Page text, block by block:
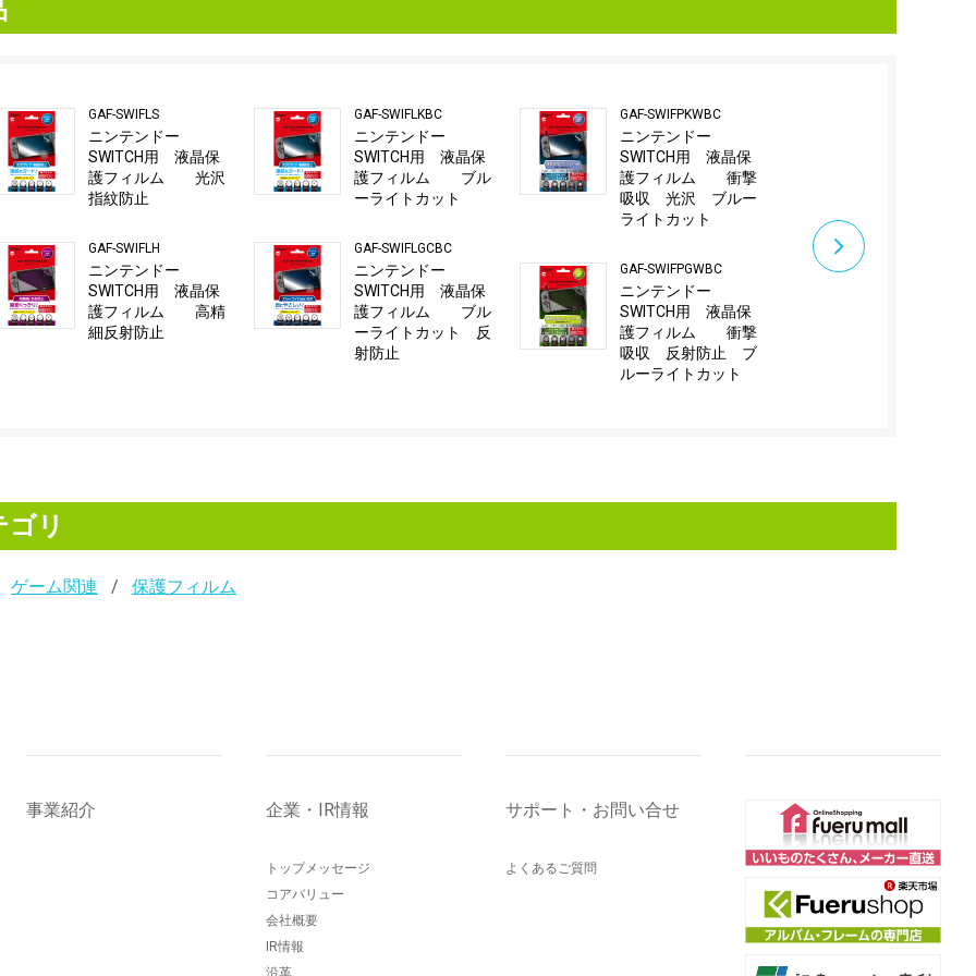
GAF-SWIFLS
ニンテンドー
SWITCH用 液晶保
護フィルム 光沢
指紋防止
GAF-SWIFLH
ニンテンドー
SWITCH用 液晶保
護フィルム 高精
細反射防止
GAF-SWIFLKBC
ニンテンドー
SWITCH用 液晶保
護フィルム ブル
ーライトカット
GAF-SWIFLGCBC
ニンテンドー
SWITCH用 液晶保
護フィルム ブル
ーライトカット 反
射防止
GAF-SWIFPKWBC
ニンテンドー
SWITCH用 液晶保
護フィルム 衝撃
吸収 光沢 ブルー
ライトカット
GAF-SWIFPGWBC
ニンテンドー
SWITCH用 液晶保
護フィルム 衝撃
吸収 反射防止 ブ
ルーライトカット
リ
ゲーム関連 保護フィルム
事業紹介 企業・IR情報
トップメッセージ
コアバリュー
会社概要
IR情報
沿革
サポート・お問い合せ
よくあるご質問